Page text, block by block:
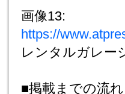
画像13:
https://
レンタルガレー
■掲載までの流れ